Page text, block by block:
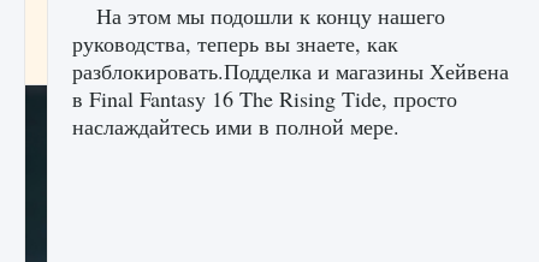
Force Hawk Ops
9 августа 2024
На этом мы подошли к концу нашего
руководства, теперь вы знаете, как
разблокировать.Подделка и магазины Хейвена
в Final Fantasy 16 The Rising Tide, просто
наслаждайтесь ими в полной мере.